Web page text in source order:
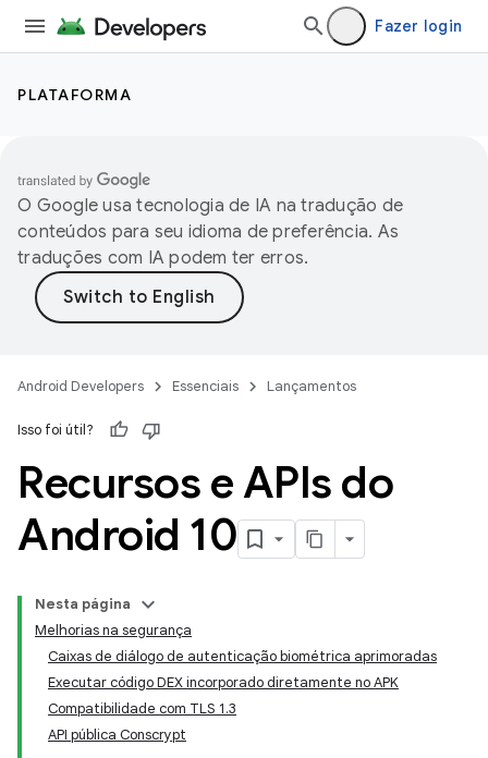
Fazer login
PLATAFORMA
O Google usa tecnologia de IA na tradução de
conteúdos para seu idioma de preferência. As
traduções com IA podem ter erros.
Android Developers Essenciais Lançamentos
Isso foi útil?
Recursos e APIs do
Android 10
Nesta página
Melhorias na segurança
Caixas de diálogo de autenticação biométrica aprimoradas
Executar código DEX incorporado diretamente no APK
Compatibilidade com TLS 1.3
API pública Conscrypt